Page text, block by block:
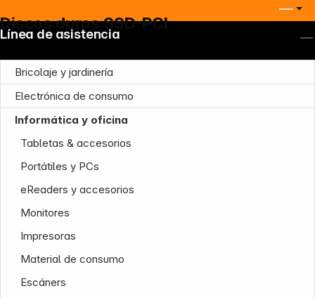
Discos duros SSD-PCI
Bricolaje y jardinería
Electrónica de consumo
Informática y oficina
Tabletas & accesorios
Portátiles y PCs
eReaders y accesorios
Monitores
Impresoras
Material de consumo
Escáners
Línea de asistencia
Infoterminal